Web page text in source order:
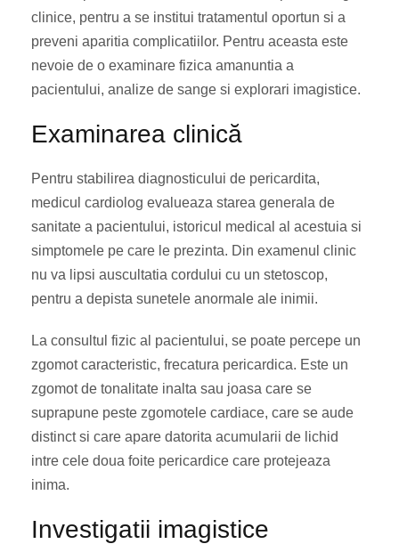
clinice, pentru a se institui tratamentul oportun si a
preveni aparitia complicatiilor. Pentru aceasta este
nevoie de o examinare fizica amanuntia a
pacientului, analize de sange si explorari imagistice.
Examinarea clinică
Pentru stabilirea diagnosticului de pericardita,
medicul cardiolog evalueaza starea generala de
sanitate a pacientului, istoricul medical al acestuia si
simptomele pe care le prezinta. Din examenul clinic
nu va lipsi auscultatia cordului cu un stetoscop,
pentru a depista sunetele anormale ale inimii.
La consultul fizic al pacientului, se poate percepe un
zgomot caracteristic, frecatura pericardica. Este un
zgomot de tonalitate inalta sau joasa care se
suprapune peste zgomotele cardiace, care se aude
distinct si care apare datorita acumularii de lichid
intre cele doua foite pericardice care protejeaza
inima.
Investigatii imagistice